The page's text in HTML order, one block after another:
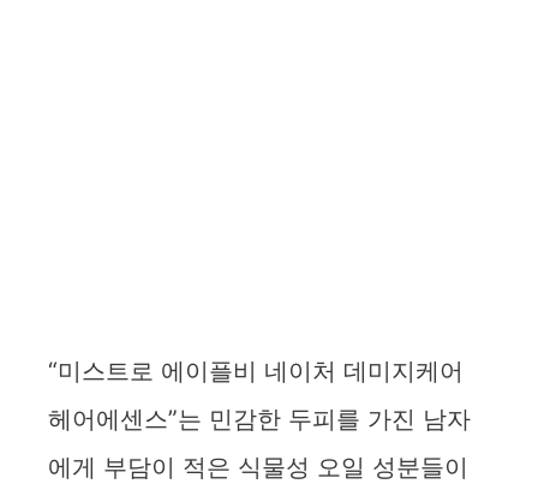
“미스트로 에이플비 네이처 데미지케어
헤어에센스”는 민감한 두피를 가진 남자
에게 부담이 적은 식물성 오일 성분들이